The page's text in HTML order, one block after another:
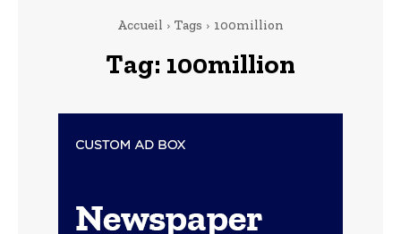
Accueil Tags 100million
Tag: 100million